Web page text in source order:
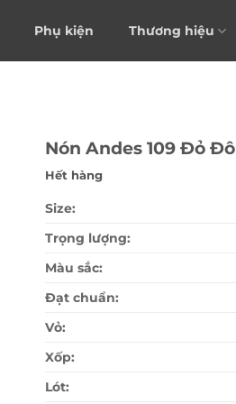
Phụ kiện Thương hiệu
Nón Andes 109 Đỏ Đô
Hết hàng
Size:
Trọng lượng:
Màu sắc:
Đạt chuẩn:
Vỏ:
Xốp:
Lót: